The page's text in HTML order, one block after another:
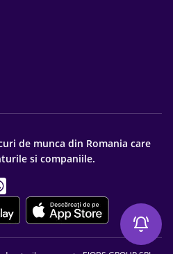
de munca din Romania care
si companiile.